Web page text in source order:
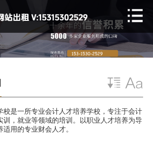
校是一所专业会计人才培养学校，专注于会计
训，就业等领域的培训。以职业人才培养为导
用的专业财会人才。